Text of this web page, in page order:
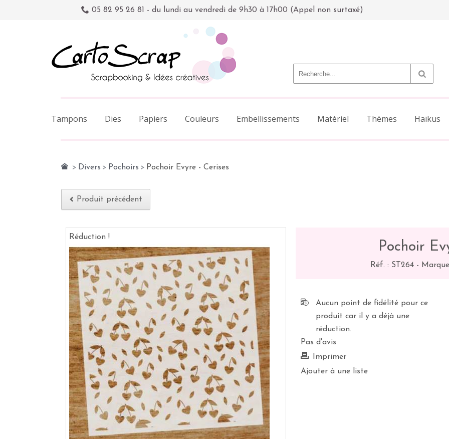
05 82 95 26 81 - du lundi au vendredi de 9h30 à 17h00 (Appel non surtaxé)
Tampons Dies Papiers Couleurs Embellissements Matériel Thèmes Haïkus
> Divers > Pochoirs > Pochoir Evyre - Cerises
Produit précédent
Réduction !
Pochoir
Réf. : ST264-
Aucun point de fidélité pour ce
produit car il y a déjà une
réduction.
Pas d'avis
Imprimer
Ajouter à une liste